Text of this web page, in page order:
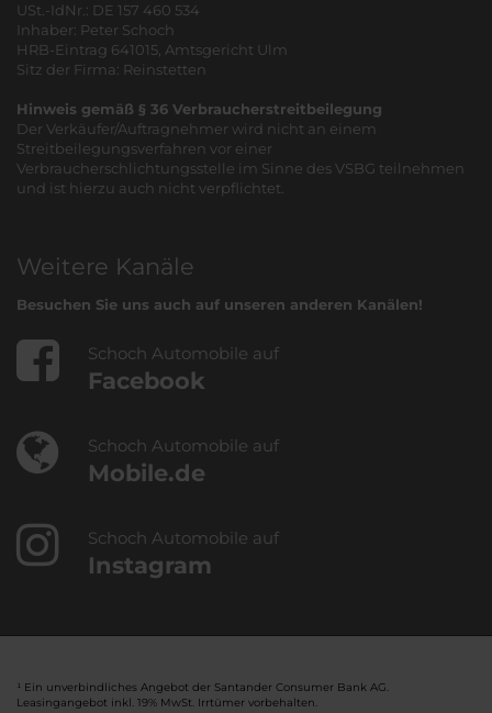
USt.-IdNr.: DE 157 460 534
Inhaber: Peter Schoch
HRB-Eintrag 641015, Amtsgericht Ulm
Sitz der Firma: Reinstetten
Hinweis gemäß § 36 Verbraucherstreitbeilegung
Der Verkäufer/Auftragnehmer wird nicht an einem
Streitbeilegungsverfahren vor einer
Verbraucherschlichtungsstelle im Sinne des VSBG teilnehmen
und ist hierzu auch nicht verpflichtet.
Weitere Kanäle
Besuchen Sie uns auch auf unseren anderen Kanälen!
Schoch Automobile auf
Facebook
Schoch Automobile auf
Mobile.de
Schoch Automobile auf
Instagram
¹ Ein unverbindliches Angebot der Santander Consumer Bank AG.
Leasingangebot inkl. 19% MwSt. Irrtümer vorbehalten.